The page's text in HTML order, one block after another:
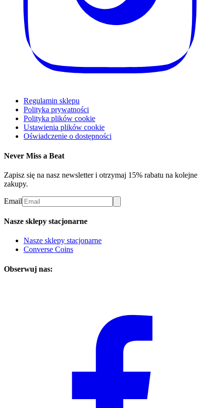
Regulamin sklepu
Polityka prywatności
Polityka plików cookie
Ustawienia plików cookie
Oświadczenie o dostępności
Never Miss a Beat
Zapisz się na nasz newsletter i otrzymaj 15% rabatu na kolejne
zakupy.
Email
Nasze sklepy stacjonarne
Nasze sklepy stacjonarne
Converse Coins
Obserwuj nas: